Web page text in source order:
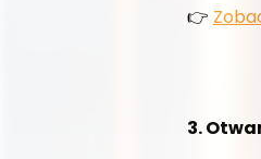
👉
3.